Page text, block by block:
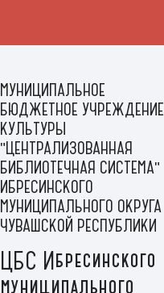
МУНИЦИПАЛЬНОЕ
БЮДЖЕТНОЕ УЧРЕЖДЕНИЕ
КУЛЬТУРЫ
"ЦЕНТРАЛИЗОВАННАЯ
БИБЛИОТЕЧНАЯ СИСТЕМА"
ИБРЕСИНСКОГО
МУНИЦИПАЛЬНОГО ОКРУГА
ЧУВАШСКОЙ РЕСПУБЛИКИ
ЦБС Ибресинского